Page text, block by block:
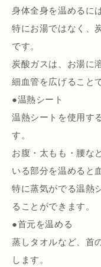
身体全身を温めるに
特にお湯ではなく、
です。
炭酸ガスは、お湯に
細血管を広げること
●温熱シート
温熱シートを使用す
す。
お腹・太もも・腰な
いる部分を温めると
特に蒸気がでる温熱
ることができます。
●首元を温める
蒸しタオルなど、首
します。